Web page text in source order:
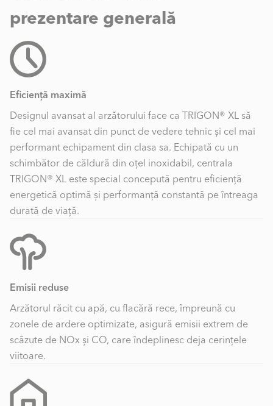
prezentare generală
Eficiență maximă
Designul avansat al arzătorului face ca TRIGON® XL să
fie cel mai avansat din punct de vedere tehnic și cel mai
performant echipament din clasa sa. Echipată cu un
schimbător de căldură din oțel inoxidabil, centrala
TRIGON® XL este special concepută pentru eficiență
energetică optimă și performanță constantă pe întreaga
durată de viață.
Emisii reduse
Arzătorul răcit cu apă, cu flacără rece, împreună cu
zonele de ardere optimizate, asigură emisii extrem de
scăzute de NOx și CO, care îndeplinesc deja cerințele
viitoare.